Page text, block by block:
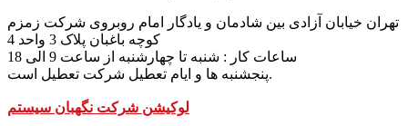
تهران خیابان آزادی بین شادمان و یادگار امام روبروی شرکت زمزم
کوچه باغبان پلاک 3 واحد 4
پنجشنبه ها و ایام تعطیل شرکت تعطیل است.
لوکیشن شرکت نگهبان سیستم